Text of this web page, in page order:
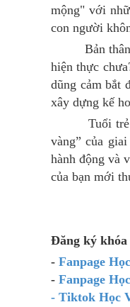
mộng" với
con người
Bản thân
hiện thực
dũng cảm bắt
xây dựng kế
Tuổi trẻ là
vàng” của
hành động và
của bạn mới
Đăng ký khóa
- Fanpage
- Fanpage
- Tiktok Học